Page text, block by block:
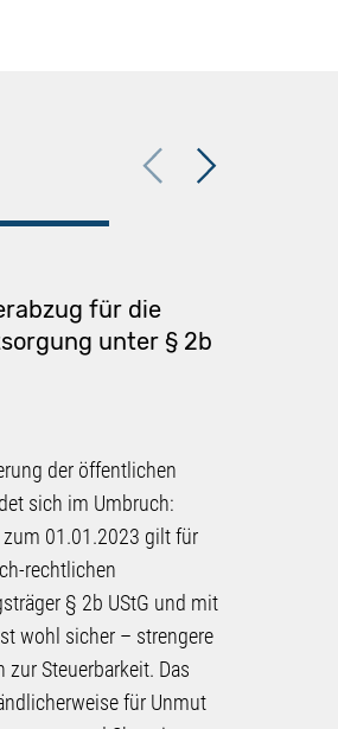
Previous
für die
unter § 2b
der öffentlichen
sich im Umbruch:
zum 01.01.2023 gilt für
rechtlichen
§ 2b UStG und mit
wohl sicher – strengere
zur Steuerbarkeit. Das
für Unmut
Next